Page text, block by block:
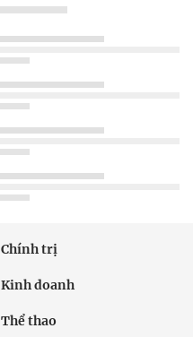
Chính trị
Kinh doanh
Thể thao